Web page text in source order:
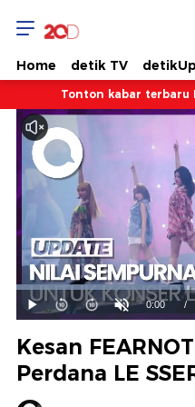
Home detik TV
Tonton kabar terbaru
Mainkan
Suara
Hidup
Waktu
ini
0:00 /
Dimuat:
44.04%
Kesan
Perdana LE